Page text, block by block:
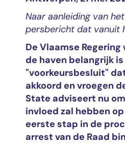
Naar aanleiding van
persbericht dat vanuit
De Vlaamse
de haven belangrijk
"voorkeursbesluit"
akkoord en vroegen
State adviseert nu
invloed zal hebben
eerste stap in de
arrest van de Raad